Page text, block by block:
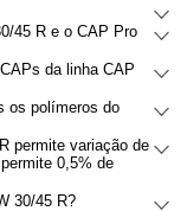
45 R e o CAP Pro
da linha CAP
os polímeros do
permite variação de
0,5% de
30/45 R?